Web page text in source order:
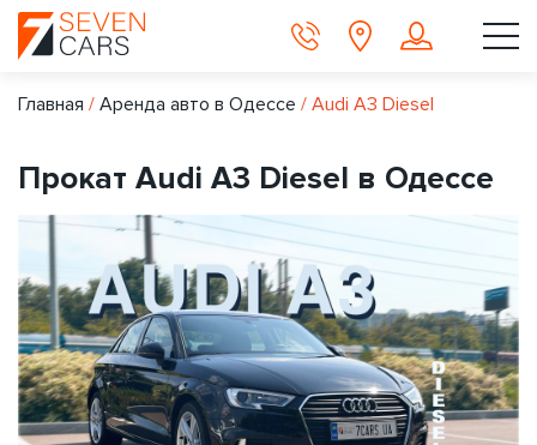
Главная / Аренда авто в Одессе / Audi A3 Diesel
Прокат Audi A3 Diesel в Одессе